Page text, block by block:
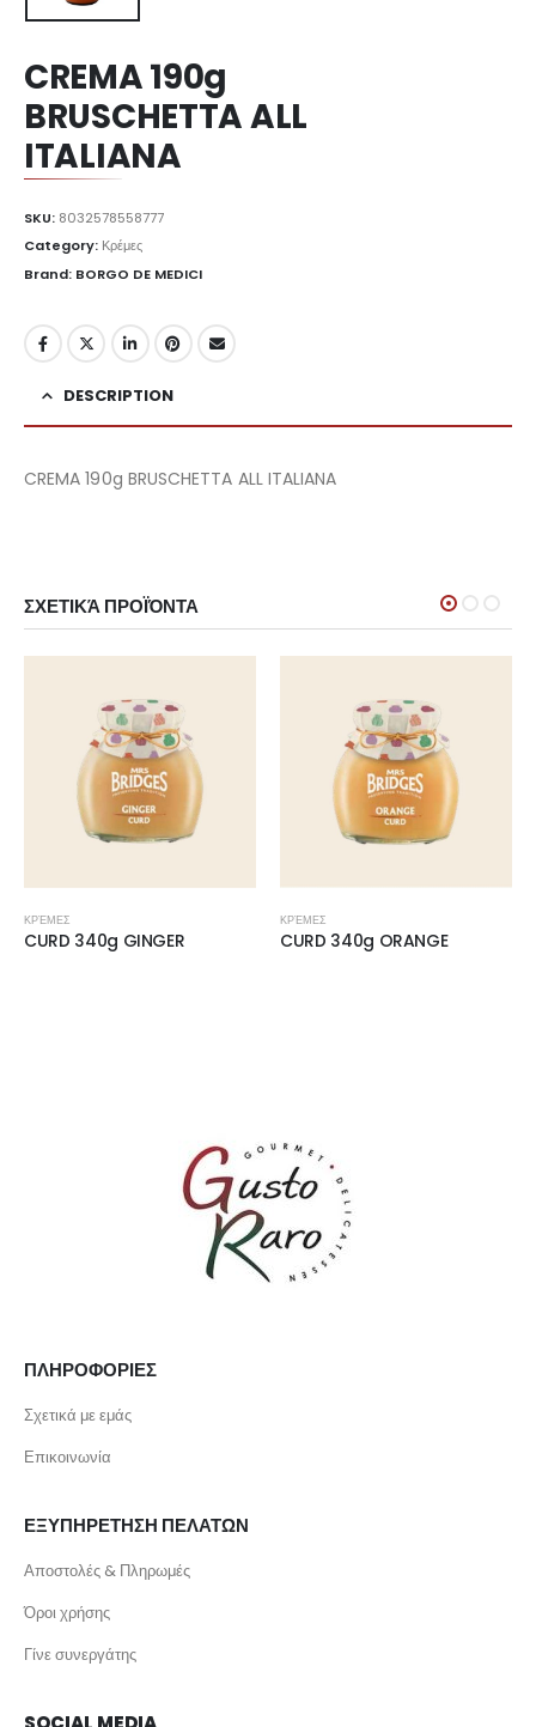
CREMA 190g
BRUSCHETTA ALL
ITALIANA
SKU: 8032578558777
Category: Κρέμες
Brand: BORGO DE MEDICI
DESCRIPTION
CREMA 190g BRUSCHETTA ALL ITALIANA
ΣΧΕΤΙΚΆ ΠΡΟΪΌΝΤΑ
ΚΡΈΜΕΣ
CURD 340g GINGER
ΚΡΈΜΕΣ
CURD 340g ORANGE
ΠΛΗΡΟΦΟΡΙΕΣ
Σχετικά με εμάς
Επικοινωνία
ΕΞΥΠΗΡΕΤΗΣΗ ΠΕΛΑΤΩΝ
Αποστολές & Πληρωμές
Όροι χρήσης
Γίνε συνεργάτης